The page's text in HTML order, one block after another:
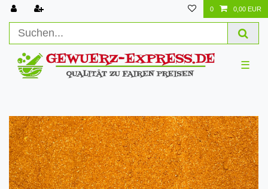
0 0,00 EUR
☰